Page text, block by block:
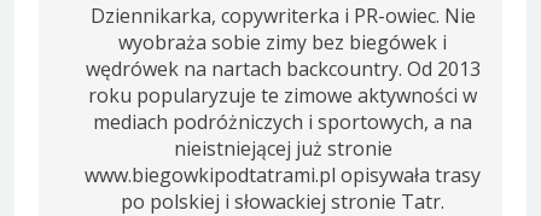
Dziennikarka, copywriterka i PR-owiec. Nie
wyobraża sobie zimy bez biegówek i
wędrówek na nartach backcountry. Od 2013
roku popularyzuje te zimowe aktywności w
mediach podróżniczych i sportowych, a na
nieistniejącej już stronie
www.biegowkipodtatrami.pl opisywała trasy
po polskiej i słowackiej stronie Tatr.